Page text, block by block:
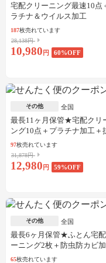
宅配クリーニング最速10点
ラチナ＆ウイルス加工
187枚売れています
28,138円
10,980 円 60%OFF
その他 全国
最長11ヶ月保管★宅配クリ
ング10点＋プラチナ加工＋
イルス加工
97枚売れています
31,878円
12,980 円 59%OFF
その他 全国
最長6ヶ月保管★ふとん宅配
ーニング2枚＋防虫防カビ
しみ抜き
65枚売れています